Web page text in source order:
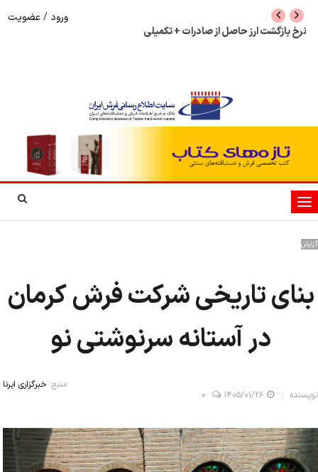
نرخ بازگشت ارز حاصل از صادرات + تکمیلی
ورود /عضویت
تغییر
وضعیت
گزارش
بنای تاریخی شرکت فرش کرمان
در آستانه سرنوشتی نو
نویسنده ۱۴۰۵/۰۱/۲۶ 0
منبع: خبرگزاری ایرنا